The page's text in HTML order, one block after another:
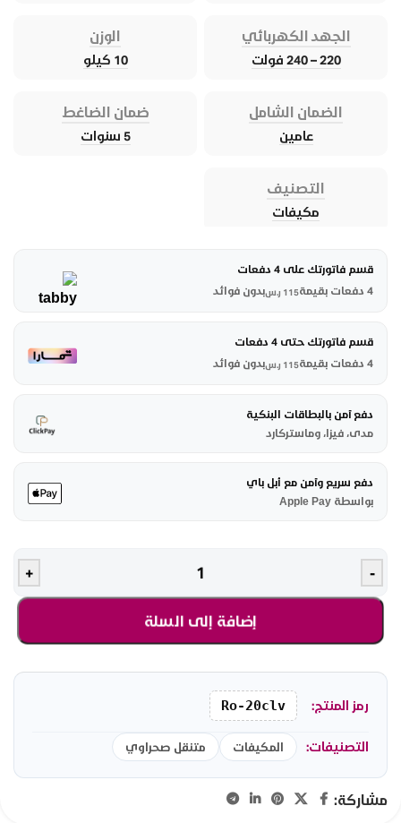
الجهد الكهربائي
220 – 240 فولت
الوزن
10 كيلو
الضمان الشامل
عامين
ضمان الضاغط
5 سنوات
التصنيف
مكيفات
قسم فاتورتك على 4 دفعات
4 دفعات بقيمة
115 ر.سبدون فوائد
قسم فاتورتك حتى 4 دفعات
4 دفعات بقيمة
115 ر.سبدون فوائد
دفع آمن بالبطاقات البنكية
مدى، فيزا، وماستركارد
دفع سريع وآمن مع أبل باي
بواسطة Apple Pay
-
+
إضافة إلى السلة
رمز المنتج: Ro-20clv
التصنيفات: المكيفات متنقل صحراوي
مشاركة: